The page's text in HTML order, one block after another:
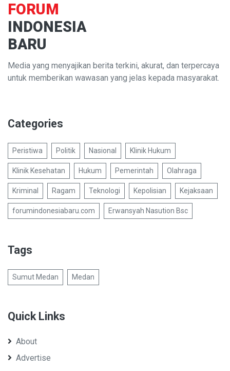
FORUM
INDONESIA
BARU
Media yang menyajikan berita terkini, akurat, dan terpercaya
untuk memberikan wawasan yang jelas kepada masyarakat.
Categories
Peristiwa Politik Nasional Klinik Hukum
Klinik Kesehatan Hukum Pemerintah Olahraga
Kriminal Ragam Teknologi Kepolisian Kejaksaan
forumindonesiabaru.com Erwansyah Nasution Bsc
Tags
Sumut Medan Medan
Quick Links
About
Advertise